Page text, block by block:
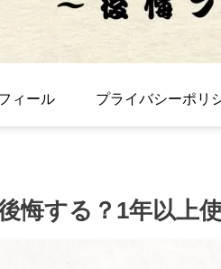
ィール プライバシーポリ
悔する？1年以上